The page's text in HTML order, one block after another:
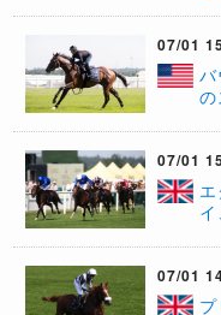
07/01
07/01
07/01